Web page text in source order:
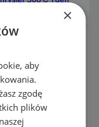
(2004-2010)
zł
KONFIGURUJ
×
aby
zgodę
plików